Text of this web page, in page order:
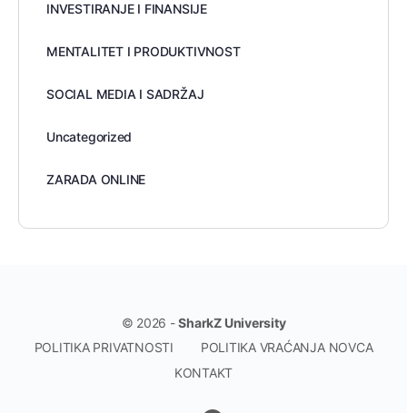
INVESTIRANJE I FINANSIJE
MENTALITET I PRODUKTIVNOST
SOCIAL MEDIA I SADRŽAJ
Uncategorized
ZARADA ONLINE
© 2026 -SharkZ University
POLITIKA PRIVATNOSTI
POLITIKA VRAĆANJA NOVCA
KONTAKT